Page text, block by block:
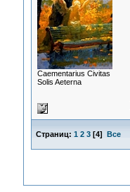
Сaementarius Civitas
Solis Aeterna
Страниц: 1 2 3[4] Все